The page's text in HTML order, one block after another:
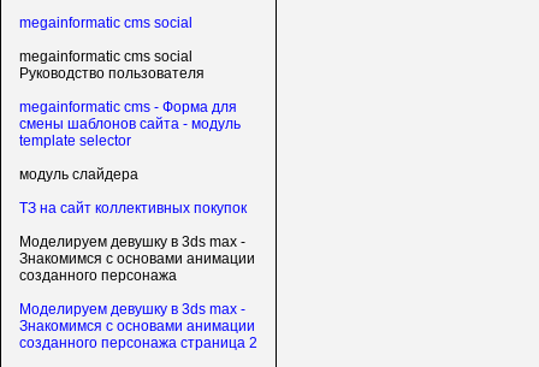
megainformatic cms social
megainformatic cms social
Руководство пользователя
megainformatic cms - Форма для
смены шаблонов сайта - модуль
template selector
модуль слайдера
ТЗ на сайт коллективных покупок
Моделируем девушку в 3ds max -
Знакомимся с основами анимации
созданного персонажа
Моделируем девушку в 3ds max -
Знакомимся с основами анимации
созданного персонажа страница 2